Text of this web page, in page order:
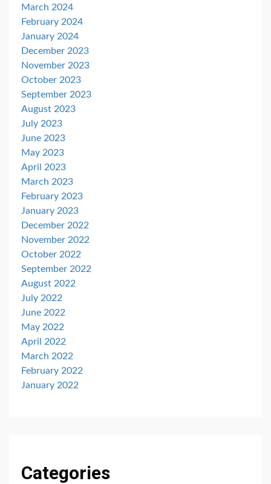
March 2024
February 2024
January 2024
December 2023
November 2023
October 2023
September 2023
August 2023
July 2023
June 2023
May 2023
April 2023
March 2023
February 2023
January 2023
December 2022
November 2022
October 2022
September 2022
August 2022
July 2022
June 2022
May 2022
April 2022
March 2022
February 2022
January 2022
Categories